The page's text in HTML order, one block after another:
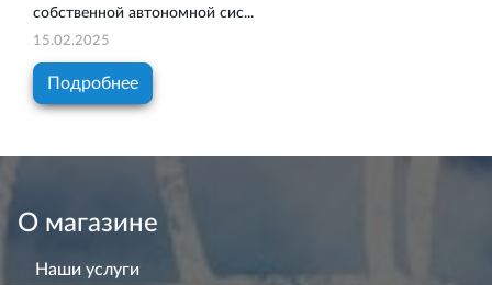
собственной автономной сис...
15.02.2025
Подробнее
О магазине
Наши услуги